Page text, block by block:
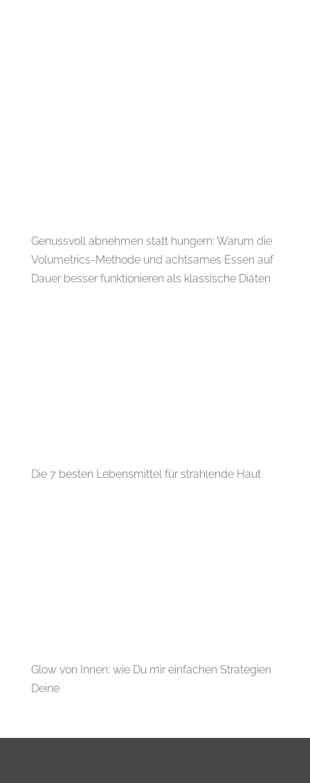
Genussvoll abnehmen statt hungern: Warum die
Volumetrics-Methode und achtsames Essen auf
Dauer besser funktionieren als klassische Diäten
Die 7 besten Lebensmittel für strahlende Haut
Glow von Innen: wie Du mir einfachen Strategien
Deine